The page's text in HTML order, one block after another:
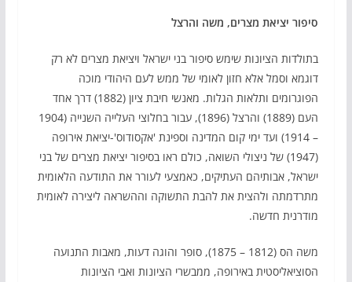
סיפור יציאת מצרים, משה והרצל
בתולדות הציונות שימש סיפור בני ישראל ויציאת מצרים לא רק
דוגמא וסמל אלא חזון לאומי של ממש לעם היהודי מוכה
הפוגרומים ותלאות הגלות. מאנשי חיבת ציון (1882) דרך אחד
העם (1889) והרצל (1896), עבור בחלוצי העלייה השנייה (1904
– 1914) ועד ימי קום המדינה וספינת 'אקסודוס'-יציאת אירופה
(1947) של ניצולי השואה, כולם ראו בסיפור יציאת מצרים של בני
ישראל, אבותיהם העתיקים, כאמצעי לעורר את התודעה הלאומית
מתרדמתה ולהצית את להבת התשוקה וההשראה ליצירה לאומית
מודרנית חדשה.
משה הס (1812 – 1875), סופר והוגה דעות, מאבות התנועה
הסוציאליסטית באירופה, ממבשרי הציונות ואבי הציונות